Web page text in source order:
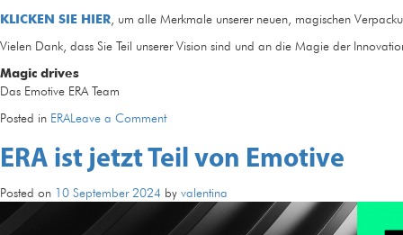
KLICKEN SIE HIER , um alle Merkmale unserer neuen, magischen
Vielen Dank, dass Sie Teil unserer Vision sind und an die Magie der
Magic drives
Das Emotive ERA Team
Posted in ERALeave a Commenton
aktualisiert
seine
Verpackung:
Entdecken
Sie
ERA ist jetzt Teil von Emotive
Posted on 10 September 2024 by valentina